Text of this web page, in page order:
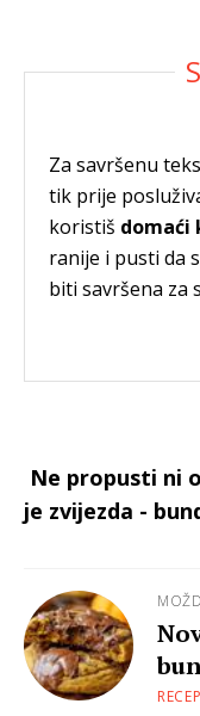
Za savršenu
tik prije
koristiš domaći
ranije i pusti da
biti savršena za
Ne propusti ni
je zvijezda -